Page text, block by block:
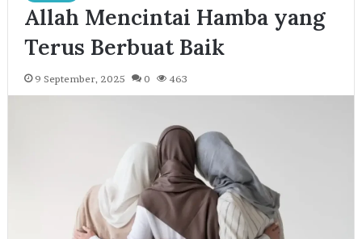
Allah Mencintai Hamba yang
Terus Berbuat Baik
9 September, 2025 0 463